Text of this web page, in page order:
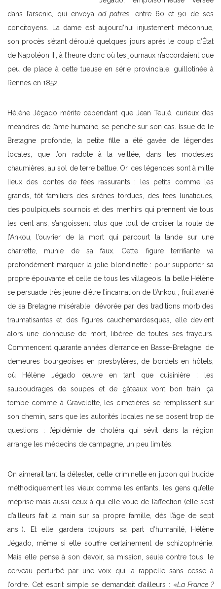
dans l’arsenic, qui envoyaad patres , entre 60 et 90 de ses
concitoyens. La dame est aujourd’hui injustement méconnue,
son procès s’étant déroulé quelques jours après le coup d’État
de Napoléon III, à l’heure donc où les journaux n’accordaient que
peu de place à cette tueuse en série provinciale, guillotinée à
Rennes en 1852.
Hélène Jégado mérite cependant que Jean Teulé, curieux des
méandres de l’âme humaine, se penche sur son cas. Issue de le
Bretagne profonde, la petite fille a été gavée de légendes
locales, que l’on radote à la veillée, dans les modestes
chaumières, au sol de terre battue. Or, ces légendes sont à mille
lieux des contes de fées rassurants : les petits comme les
grands, tôt familiers des sirènes tordues, des fées lunatiques,
des poulpiquets sournois et des menhirs qui prennent vie tous
les cent ans, s’angoissent plus que tout de croiser la route de
l’Ankou, l’ouvrier de la mort qui parcourt la lande sur une
charrette, munie de sa faux. Cette figure terrifiante va
profondément marquer la jolie blondinette : pour supporter sa
propre épouvante et celle de tous les villageois, la belle Hélène
se persuade très jeune d’être l’incarnation de l’Ankou ; fruit avarié
de sa Bretagne misérable, dévorée par des traditions morbides
traumatisantes et des figures cauchemardesques, elle devient
alors une donneuse de mort, libérée de toutes ses frayeurs.
Commencent quarante années d’errance en Basse-Bretagne, de
demeures bourgeoises en presbytères, de bordels en hôtels,
où Hélène Jégado œuvre en tant que cuisinière : les
saupoudrages de soupes et de gâteaux vont bon train, ça
tombe comme à Gravelotte, les cimetières se remplissent sur
son chemin, sans que les autorités locales ne se posent trop de
questions : l’épidémie de choléra qui sévit dans la région
arrange les médecins de campagne, un peu limités.
On aimerait tant la détester, cette criminelle en jupon qui trucide
méthodiquement les vieux comme les enfants, les gens qu’elle
méprise mais aussi ceux à qui elle voue de l’affection (elle s’est
d’ailleurs fait la main sur sa propre famille, dès l’âge de sept
ans…). Et elle gardera toujours sa part d’humanité, Hélène
Jégado, même si elle souffre certainement de schizophrénie.
Mais elle pense à son devoir, sa mission, seule contre tous, le
cerveau perturbé par une voix qui la rappelle sans cesse à
l’ordre. Cet esprit simple se demandait d’ailleurs : «La France ?